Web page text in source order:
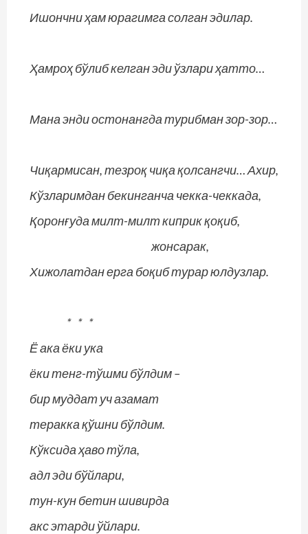
Ишончни ҳам юрагимга солган эдилар.
Ҳамроҳ бўлиб келган эди ўзлари ҳатто…
Мана энди остонангда турибман зор-зор…
Чиқармисан, тезроқ чиқа қолсангчи… Ахир,
Кўзларимдан бекинганча чекка-чеккада,
Қоронғуда милт-милт киприк қоқиб,
жонсарак,
Хижолатдан ерга боқиб турар юлдузлар.
* * *
Ё ака ёки ука
ёки тенг-тўшми бўлдим –
бир муддат уч азамат
теракка қўшни бўлдим.
Кўксида ҳаво тўла,
адл эди бўйлари,
тун-кун бетин шивирда
акс этарди ўйлари.